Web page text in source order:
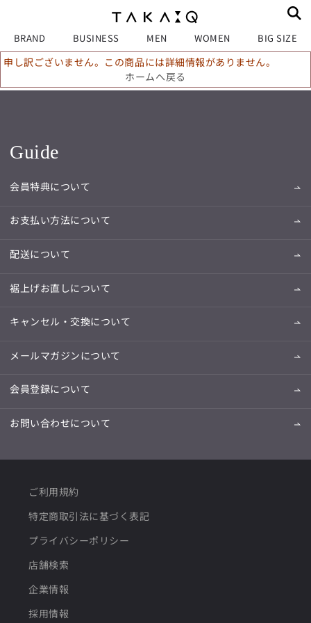
BRAND BUSINESS MEN WOMEN BIG SIZE
申し訳ございません。この商品には詳細情報がありません。
ホームへ戻る
Guide
会員特典について
お支払い方法について
配送について
裾上げお直しについて
キャンセル・交換について
メールマガジンについて
会員登録について
お問い合わせについて
ご利用規約
特定商取引法に基づく表記
プライバシーポリシー
店舗検索
企業情報
採用情報